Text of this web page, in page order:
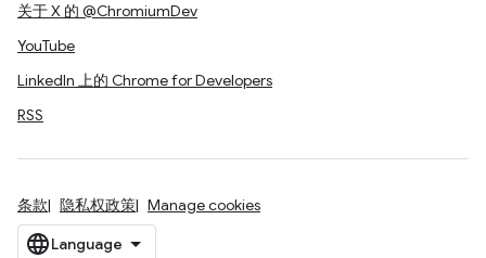
关于 X 的 @ChromiumDev
YouTube
LinkedIn 上的 Chrome for Developers
RSS
条款 隐私权政策 Manage cookies